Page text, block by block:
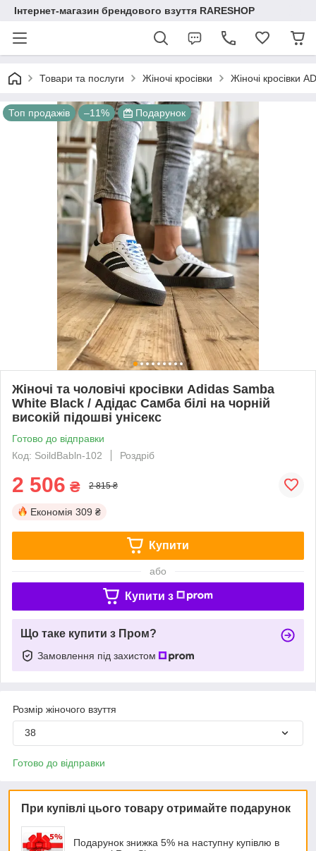
Інтернет-магазин брендового взуття RARESHOP
Товари та послуги Жіночі кросівки Жіночі кросівки
Топ продажів –11% Подарунок
Жіночі та чоловічі кросівки Adidas Samba
White Black / Адідас Самба білі на чорній
високій підошві унісекс
Готово до відправки
Код: SoildBabln-102
Роздріб
2 506 ₴ 2 815 ₴
Економія 309 ₴
Купити
або
Купити з
Що таке купити з Пром?
Замовлення під захистом
Розмір жіночого взуття
38
Готово до відправки
При купівлі цього товару отримайте подарунок
Подарунок знижка 5% на наступну купівлю в